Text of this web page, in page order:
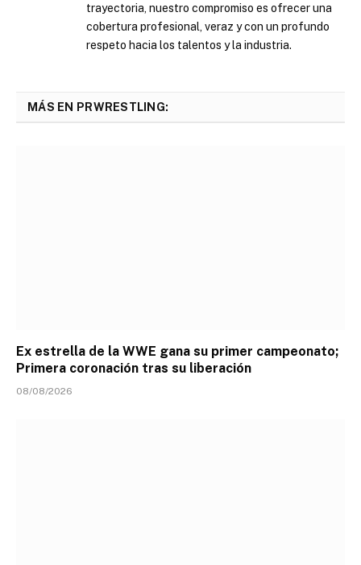
trayectoria, nuestro compromiso es ofrecer una
cobertura profesional, veraz y con un profundo
respeto hacia los talentos y la industria.
MÁS EN PRWRESTLING:
Ex estrella de la WWE gana su primer campeonato;
Primera coronación tras su liberación
08/08/2026